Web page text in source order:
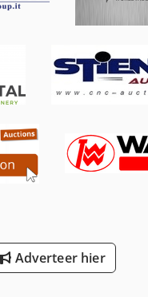
Adverteer hier